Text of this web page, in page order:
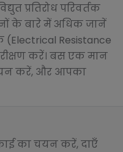
प्रतिरोध परिवर्तक
के बारे में अधिक जानें
(Electrical Resistance
करें। बस एक मान
करें, और आपका
का चयन करें, दाएँ